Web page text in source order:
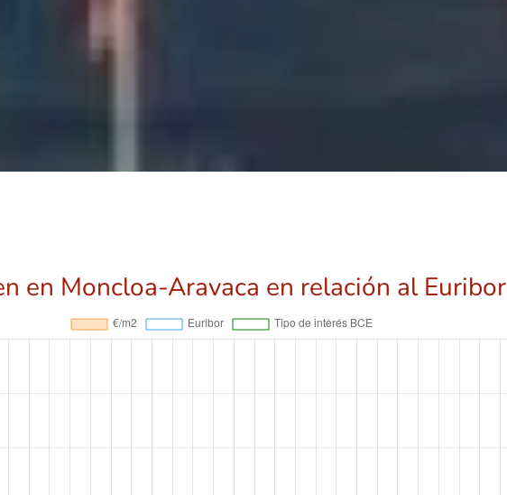
en Moncloa-Aravaca en relación al Euribor